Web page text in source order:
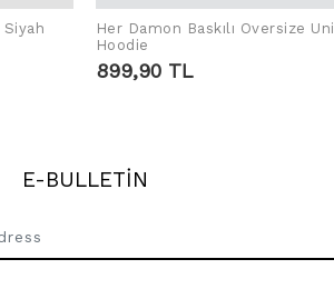
Her Damon Baskılı Oversize
Hoodie
899,90 TL
E-BULLETİN